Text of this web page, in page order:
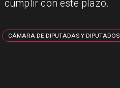
cumplir con este plazo.
CÁMARA DE DIPUTADAS Y DIPUTADOS